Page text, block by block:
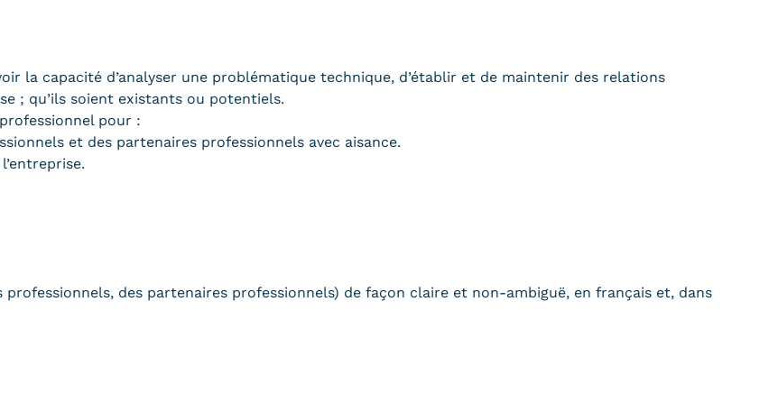
la capacité d’analyser une problématique technique, d’établir et de maintenir des relations
; qu’ils soient existants ou potentiels.
pour :
et des partenaires professionnels avec aisance.
des partenaires professionnels) de façon claire et non-ambiguë, en français et, dans